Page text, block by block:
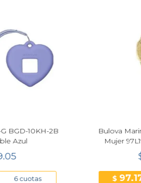
Bulova Marine Star Marc
Mujer 97L192 Dorado 25.5
12 cuotas